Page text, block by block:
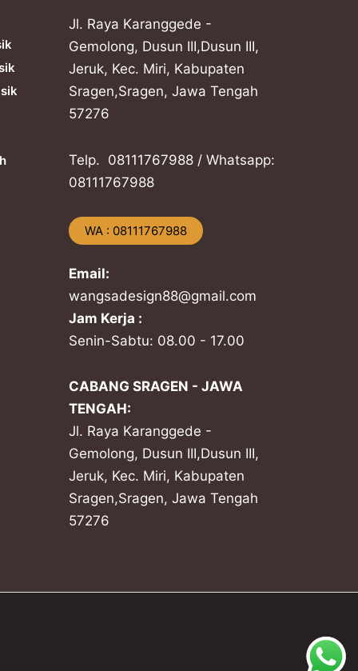
Jl. Raya Karanggede -
Gemolong, Dusun III,Dusun III,
Jeruk, Kec. Miri, Kabupaten
Sragen,Sragen, Jawa Tengah
57276
Telp. ​08111767988 / Whatsapp:
​08111767988
​WA : 08111767988
Email:
wangsadesign88@gmail.com
Jam Kerja :
Senin-Sabtu: 08.00 - 17.00
CABANG SRAGEN - JAWA
TENGAH:
Jl. Raya Karanggede -
Gemolong, Dusun III,Dusun III,
Jeruk, Kec. Miri, Kabupaten
Sragen,Sragen, Jawa Tengah
57276